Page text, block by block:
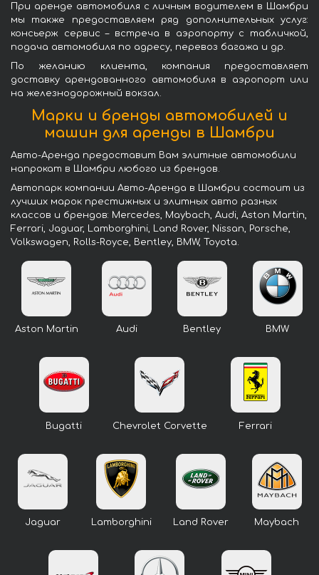
При аренде автомобиля с личным водителем в Шамбри
мы также предоставляем ряд дополнительных услуг:
консьерж сервис – встреча в аэропорту с табличкой,
подача автомобиля по адресу, перевоз багажа и др.
По желанию клиента, компания предоставляет
доставку арендованного автомобиля в аэропорт или
на железнодорожный вокзал.
Марки и бренды автомобилей и
машин для аренды в Шамбри
Авто-Аренда предоставит Вам элитные автомобили
напрокат в Шамбри любого из брендов.
Автопарк компании Авто-Аренда в Шамбри состоит из
лучших марок престижных и элитных авто разных
классов и брендов: Mercedes, Maybach, Audi, Aston Martin,
Ferrari, Jaguar, Lamborghini, Land Rover, Nissan, Porsche,
Volkswagen, Rolls-Royce, Bentley, BMW, Toyota.
Aston Martin Audi Bentley BMW
Bugatti Chevrolet Corvette Ferrari
Jaguar Lamborghini Land Rover Maybach